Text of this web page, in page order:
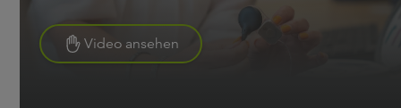
Video ansehen